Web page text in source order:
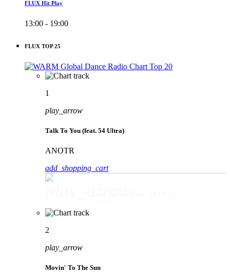
FLUX Hit Play
13:00 - 19:00
FLUX TOP 25
1
play_arrow
Talk To You (feat. 54 Ultra)
ANOTR
add_shopping_cart
2
play_arrow
Movin' To The Sun